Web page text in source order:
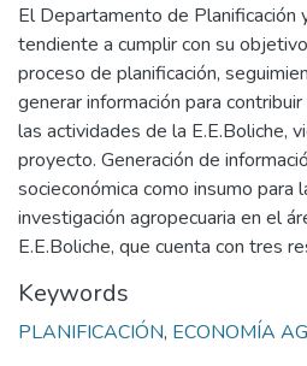
El Departamento de Planificación
tendiente a cumplir con su
proceso de planificación,
generar información para
las actividades de la E.E.Boliche,
proyecto. Generación de
socieconómica como insumo para
investigación agropecuaria en el
E.E.Boliche, que cuenta con tres
Keywords
PLANIFICACIÓN, ECONOMÍA